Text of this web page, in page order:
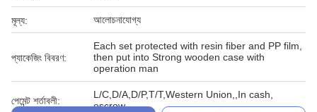
মূল্য: আলোচনাযোগ্য
প্যাকেজিং বিবরণ:
Each set protected with resin fiber and PP film,
then put into Strong wooden case with
operation man
পেমেন্ট শর্তাবলী:
L/C,D/A,D/P,T/T,Western Union,,In cash,
escrow